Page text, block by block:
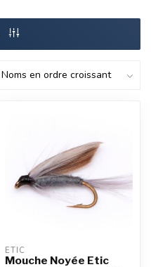
ETIC
Mouche Noyée Etic